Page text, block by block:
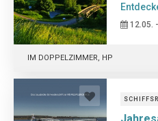
12.05.
IM DOPPELZIMMER, HP